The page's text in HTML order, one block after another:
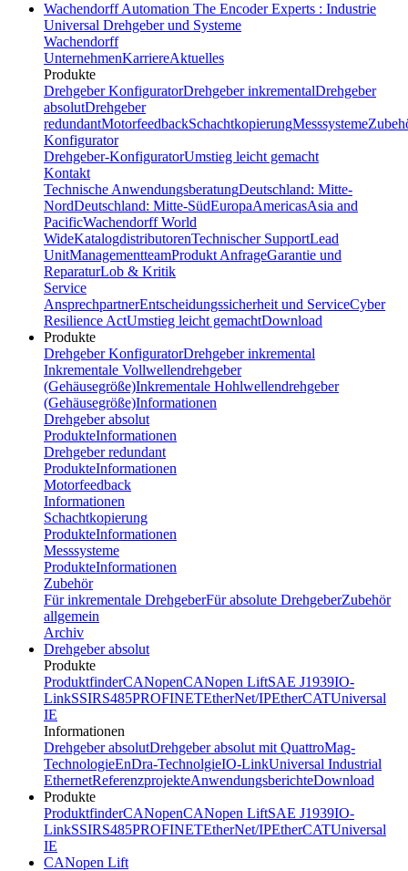
Wachendorff Automation The Encoder Experts : Industrie
Universal Drehgeber und Systeme
Wachendorff
UnternehmenKarriereAktuelles
Produkte
Drehgeber KonfiguratorDrehgeber inkrementalDrehgeber
absolutDrehgeber
redundantMotorfeedbackSchachtkopierungMesssysteme
Konfigurator
Drehgeber-KonfiguratorUmstieg leicht gemacht
Kontakt
Technische AnwendungsberatungDeutschland: Mitte-
NordDeutschland: Mitte-SüdEuropaAmericasAsia and
PacificWachendorff World
WideKatalogdistributorenTechnischer SupportLead
UnitManagementteamProdukt AnfrageGarantie und
ReparaturLob & Kritik
Service
AnsprechpartnerEntscheidungssicherheit und ServiceCyber
Resilience ActUmstieg leicht gemachtDownload
Produkte
Drehgeber KonfiguratorDrehgeber inkremental
Inkrementale Vollwellendrehgeber
(Gehäusegröße)Inkrementale Hohlwellendrehgeber
(Gehäusegröße)Informationen
Drehgeber absolut
ProdukteInformationen
Drehgeber redundant
ProdukteInformationen
Motorfeedback
Informationen
Schachtkopierung
ProdukteInformationen
Messsysteme
ProdukteInformationen
Zubehör
Für inkrementale DrehgeberFür absolute DrehgeberZubehör
allgemein
Archiv
Drehgeber absolut
Produkte
ProduktfinderCANopenCANopen LiftSAE J1939IO-
LinkSSIRS485PROFINETEtherNet/IPEtherCATUniversal
IE
Informationen
Drehgeber absolutDrehgeber absolut mit QuattroMag-
TechnologieEnDra-TechnolgieIO-LinkUniversal Industrial
EthernetReferenzprojekteAnwendungsberichteDownload
Produkte
ProduktfinderCANopenCANopen LiftSAE J1939IO-
LinkSSIRS485PROFINETEtherNet/IPEtherCATUniversal
IE
CANopen Lift